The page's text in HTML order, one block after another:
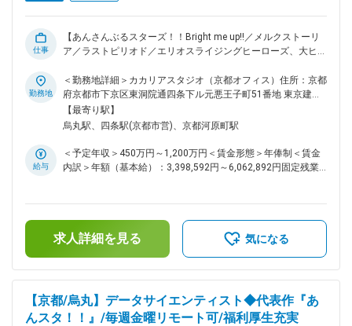
ため、アプリ・コンテンツ開発を行う独自プロジェクトを立ち
上げることができる『サブプロジェクト制度』があります。許
できます。また、社内ルールに沿っていれば、副業が認められ
ます。個人での作品制作など、副業でも活躍している社員もい
ます。 ※その他ユニークな福利厚生が多数です！ ■歓迎条
件： ・品質管理（監修）の経験 ・スタッフマネジメントの経
験 ・テイストのバリエーションが豊富な方 ・3Dモデリングの
経験（テクスチャ―を自分で描ける） 変更の範囲：会社の定め
る業務
仕事
【あんさんぶるスターズ！！Bright me up!!／メルクストーリ
ア／ラストピリオド／エリオスライジングヒーローズ、大ヒッ
・キャラクターの2Dイラスト全般の制作 ・アートディレクシ
ョン業務 ■組織風土： 在籍社員は男性が4割・女性が6割を占
め、職種構成では、エンジニアが15.7%・デザイナーが
43.7%・プランナーが32.8%・その他開発職が2.7%・バックオ
キャリアアップを目指していただける環境です。リーダー職
（部門や部門内のセクションの統括を行う役割）の平均年齢は
業を行うことにフォーカスする『クリエイターズフライデー』
とし、働く場所はオフィスでもリモートでもOKとしていま
す。打合せや会議なども、金曜日には極力いれないようにして
います。体調不良時における月1回を上限としたリモートワー
大前提として、自宅での業務実施には支障がないが通勤等が心
身の負担になるといった場合や、女性特有の体調不良にも利用
できます。また、復職サポートにより育休取得率は100%、子
育てをしながら時短で働くママ、パパの育休取得ケースも実績
勤務地
＜勤務地詳細＞カカリアスタジオ（京都オフィス）住所：京都
府京都市下京区東洞院通四条下ル元悪王子町51番地 東京建物
四条烏丸ビル EAST4階勤務地最寄駅：阪急京都線／烏丸駅受
動喫煙対策：屋内全面禁煙変更の範囲：会社の定める事業所
【最寄り駅】
烏丸駅、四条駅(京都市営)、京都河原町駅
給与
＜予定年収＞450万円～1,200万円＜賃金形態＞年俸制＜賃金
内訳＞年額（基本給）：3,398,592円～6,062,892円固定残業
有無＞有＜残業手当＞有＜給与補足＞※経験・能力等を考慮の
上、当社規定により決定します。■昇級：あり■インセンティ
ブ：会社業績に応じて年1回支給します。賃金はあくまでも目
給(月額)は固定手当を含めた表記です。
求人詳細を見る 気になる
【京都/烏丸】データサイエンティスト◆代表作『あ
んスタ！！』/毎週金曜リモート可/福利厚生充実